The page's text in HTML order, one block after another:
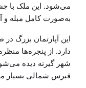
می‌شود. این ملک با
به‌صورت کامل مبله و
دارد. از پنجره‌ها
شهر گیرنه دیده
قبرس شمالی بسیار